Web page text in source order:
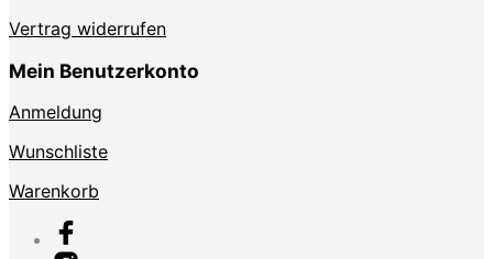
Vertrag widerrufen
Mein Benutzerkonto
Anmeldung
Wunschliste
Warenkorb